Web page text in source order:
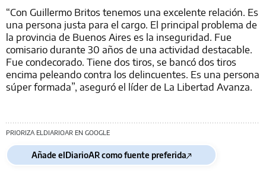
“Con Guillermo Britos tenemos una excelente relación. Es
una persona justa para el cargo. El principal problema de
la provincia de Buenos Aires es la inseguridad. Fue
comisario durante 30 años de una actividad destacable.
Fue condecorado. Tiene dos tiros, se bancó dos tiros
encima peleando contra los delincuentes. Es una persona
súper formada”, aseguró el líder de La Libertad Avanza.
PRIORIZA ELDIARIOAR EN GOOGLE
Añade elDiarioAR como fuente preferida